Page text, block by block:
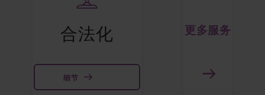
合法化
细节
更多服务